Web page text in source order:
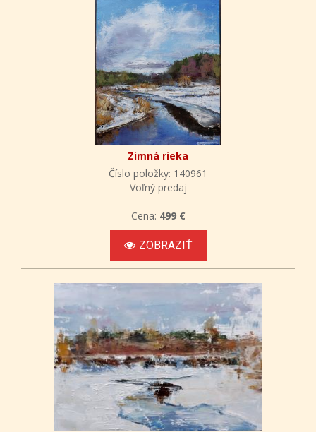
Zimná rieka
Číslo položky: 140961
Voľný predaj
Cena: 499 €
ZOBRAZIŤ